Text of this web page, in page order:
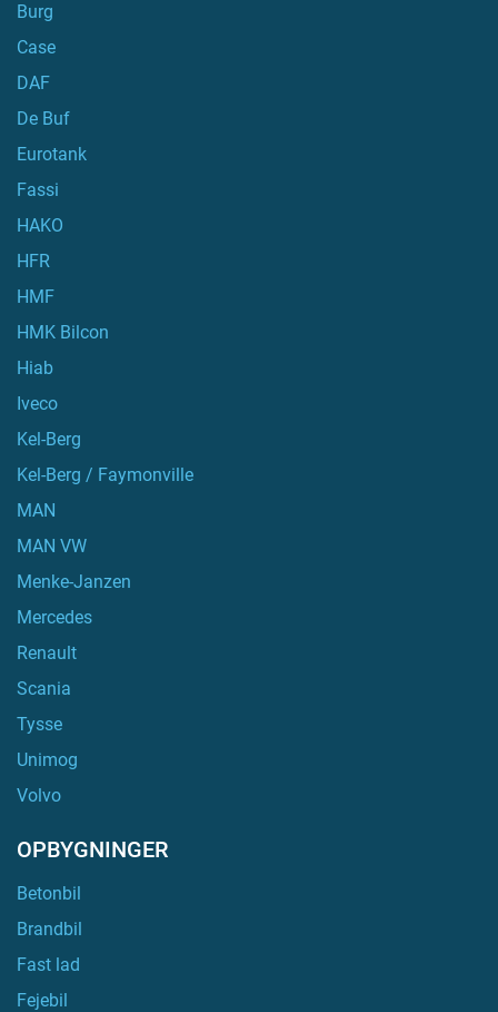
Burg
Case
DAF
De Buf
Eurotank
Fassi
HAKO
HFR
HMF
HMK Bilcon
Hiab
Iveco
Kel-Berg
Kel-Berg / Faymonville
MAN
MAN VW
Menke-Janzen
Mercedes
Renault
Scania
Tysse
Unimog
Volvo
OPBYGNINGER
Betonbil
Brandbil
Fast lad
Fejebil